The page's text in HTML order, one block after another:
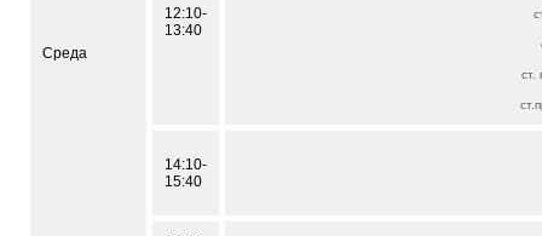
Среда
12:10-
13:40
ст.
14:10-
15:40